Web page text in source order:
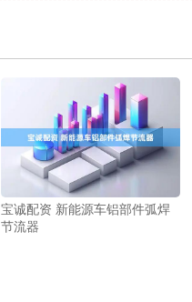
宝诚配资 新能源车铝部件弧焊
节流器